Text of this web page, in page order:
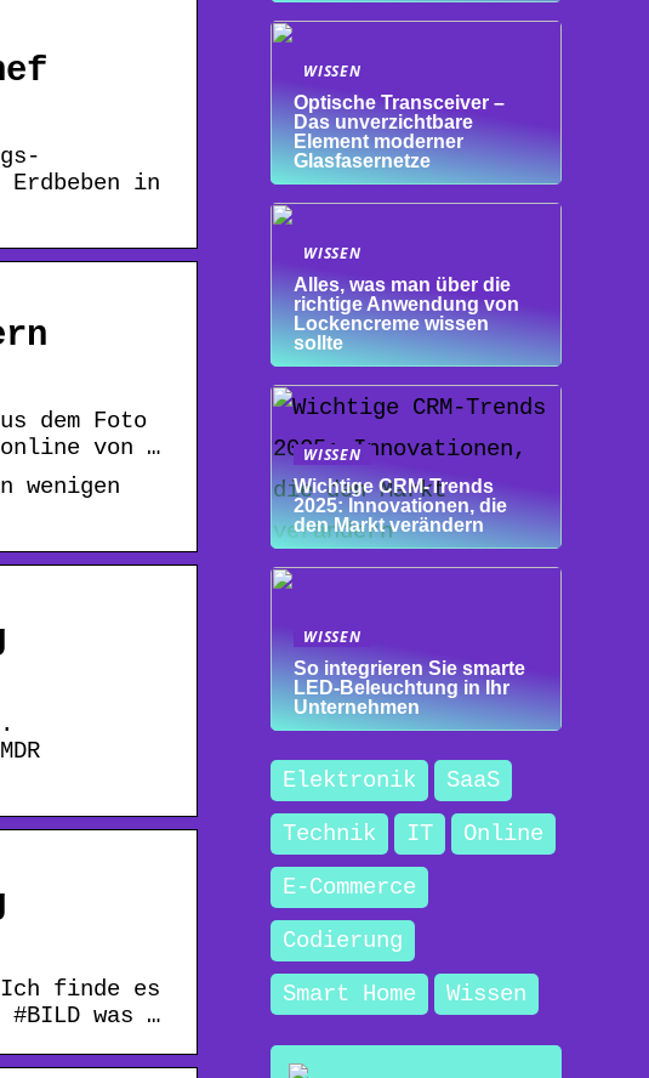
in
dem Foto
von …
wenigen
finde es
was …
WISSEN
Optische Transceiver –
Das unverzichtbare
Element moderner
Glasfasernetze
WISSEN
Alles, was man über die
richtige Anwendung von
Lockencreme wissen
sollte
WISSEN
Wichtige CRM-Trends
2025: Innovationen, die
den Markt verändern
WISSEN
So integrieren Sie smarte
LED-Beleuchtung in Ihr
Unternehmen
Elektronik
SaaS
Technik
IT
Online
E-Commerce
Codierung
Smart Home
Wissen